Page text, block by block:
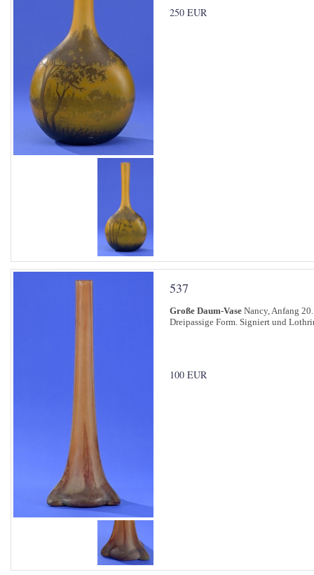
250 EUR
537
Große Daum-Vase Nancy, Anfang
Dreipassige Form. Signiert und
100 EUR